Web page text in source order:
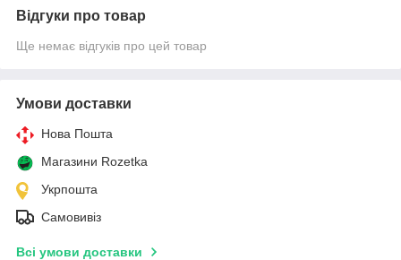
Відгуки про товар
Ще немає відгуків про цей товар
Умови доставки
Нова Пошта
Магазини Rozetka
Укрпошта
Самовивіз
Всі умови доставки